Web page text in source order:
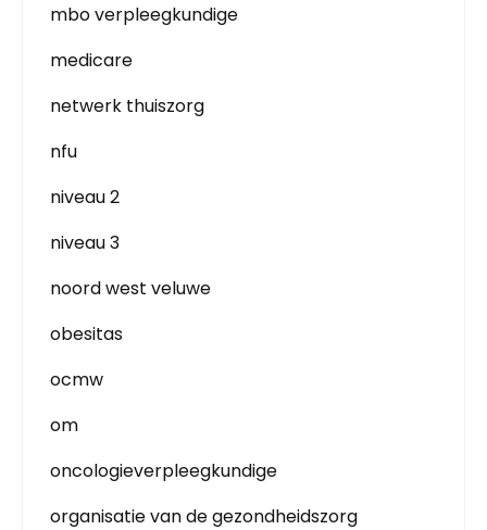
mbo verpleegkundige
medicare
netwerk thuiszorg
nfu
niveau 2
niveau 3
noord west veluwe
obesitas
ocmw
om
oncologieverpleegkundige
organisatie van de gezondheidszorg